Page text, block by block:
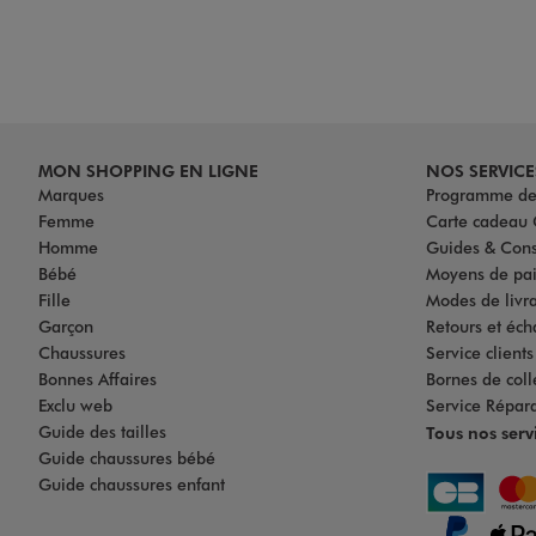
MON SHOPPING EN LIGNE
Marques
Femme
Homme
Bébé
Fille
Garçon
Chaussures
Bonnes Affaires
Exclu web
Guide des tailles
Guide chaussures bébé
Guide chaussures enfant
NOS
Programme
Carte cadeau
Guides &
Moyens de
Modes de
Retours et
Service
Bornes de
Service
Tous nos